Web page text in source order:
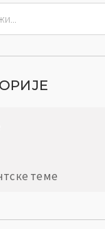
теме